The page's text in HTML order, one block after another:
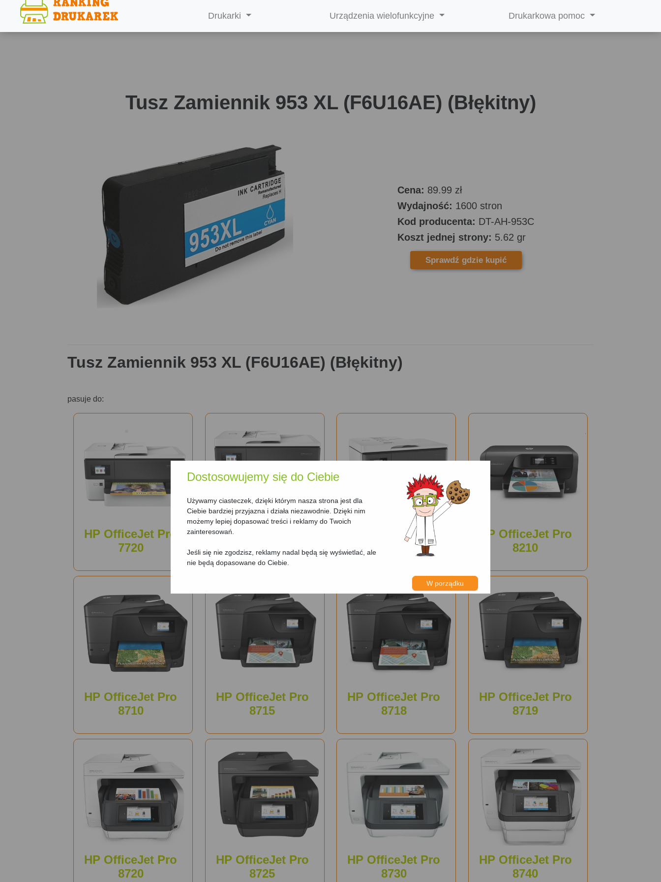
Dostosowujemy się do Ciebie
Używamy ciasteczek, dzięki którym nasza strona jest dla
Ciebie bardziej przyjazna i działa niezawodnie. Dzięki nim
możemy lepiej dopasować treści i reklamy do Twoich
zainteresowań.
Jeśli się nie zgodzisz, reklamy nadal będą się wyświetlać, ale
nie będą dopasowane do Ciebie.
W porządku
Drukarki Urządzenia wielofunkcyjne Drukarkowa pomoc
Tusz Zamiennik 953 XL (F6U16AE) (Błękitny)
Cena: 89.99 zł
Wydajność: 1600 stron
Kod producenta: DT-AH-953C
Koszt jednej strony: 5.62 gr
Sprawdź gdzie kupić
Tusz Zamiennik 953 XL (F6U16AE) (Błękitny)
pasuje do:
HP OfficeJet Pro
7720
HP OfficeJet Pro
7730
HP OfficeJet Pro
HP OfficeJet Pro
8210
HP OfficeJet Pro
8710
HP OfficeJet Pro
8715
HP OfficeJet Pro
8718
HP OfficeJet Pro
8719
HP OfficeJet Pro
8720
HP OfficeJet Pro
8725
HP OfficeJet Pro
8730
HP OfficeJet Pro
8740